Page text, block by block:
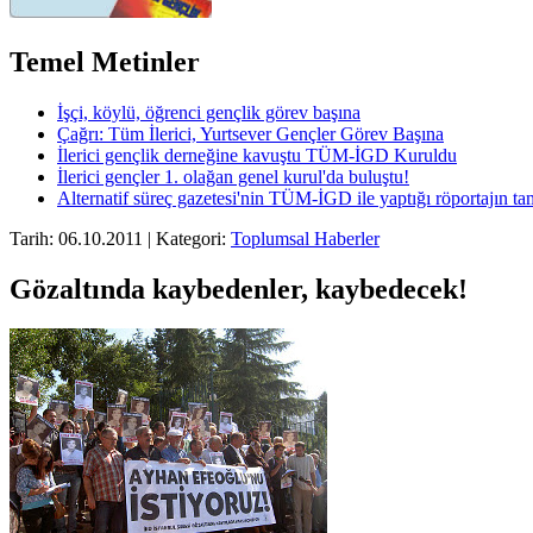
Temel Metinler
İşçi, köylü, öğrenci gençlik görev başına
Çağrı: Tüm İlerici, Yurtsever Gençler Görev Başına
İlerici gençlik derneğine kavuştu TÜM-İGD Kuruldu
İlerici gençler 1. olağan genel kurul'da buluştu!
Alternatif süreç gazetesi'nin TÜM-İGD ile yaptığı röportajın
Tarih: 06.10.2011 | Kategori: Toplumsal Haberler
Gözaltında kaybedenler, kaybedecek!